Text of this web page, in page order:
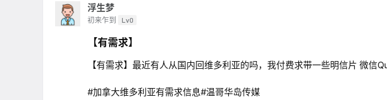
浮生梦
初来乍到 Lv0
【有需求】
【有需求】最近有人从国内回维多利亚的吗，我付费求带一些明信片 微信
#加拿大维多利亚有需求信息#温哥华岛传媒